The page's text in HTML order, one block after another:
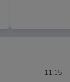
11:15